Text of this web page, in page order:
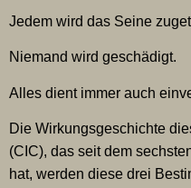
Jedem wird das Seine
Niemand wird geschädigt.
Alles dient immer auch
Die Wirkungsgeschichte
(CIC), das seit dem
hat, werden diese drei